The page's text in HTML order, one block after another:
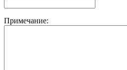
Примечание: